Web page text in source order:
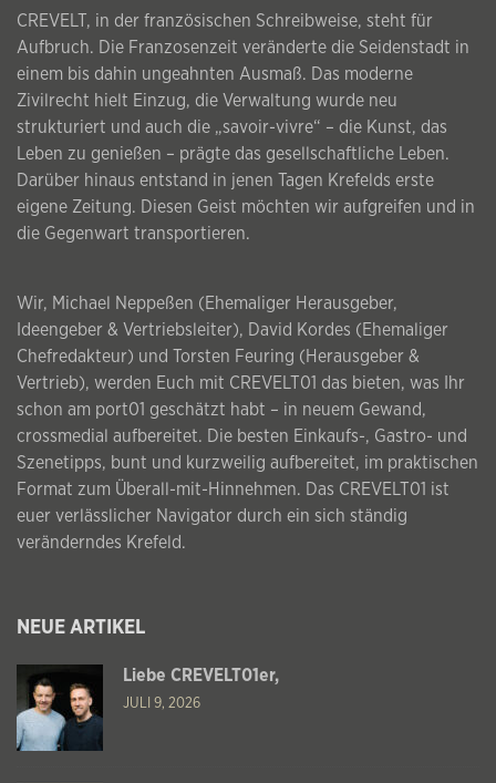
CREVELT, in der französischen Schreibweise, steht für
Aufbruch. Die Franzosenzeit veränderte die Seidenstadt in
einem bis dahin ungeahnten Ausmaß. Das moderne
Zivilrecht hielt Einzug, die Verwaltung wurde neu
strukturiert und auch die „savoir-vivre“ – die Kunst, das
Leben zu genießen – prägte das gesellschaftliche Leben.
Darüber hinaus entstand in jenen Tagen Krefelds erste
eigene Zeitung. Diesen Geist möchten wir aufgreifen und in
die Gegenwart transportieren.
Wir, Michael Neppeßen (Ehemaliger Herausgeber,
Ideengeber & Vertriebsleiter), David Kordes (Ehemaliger
Chefredakteur) und Torsten Feuring (Herausgeber &
Vertrieb), werden Euch mit CREVELT01 das bieten, was Ihr
schon am port01 geschätzt habt – in neuem Gewand,
crossmedial aufbereitet. Die besten Einkaufs-, Gastro- und
Szenetipps, bunt und kurzweilig aufbereitet, im praktischen
Format zum Überall-mit-Hinnehmen. Das CREVELT01 ist
euer verlässlicher Navigator durch ein sich ständig
veränderndes Krefeld.
NEUE ARTIKEL
Liebe CREVELT01er,
JULI 9, 2026